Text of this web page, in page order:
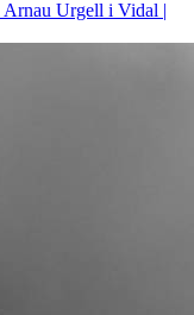
Arnau Urgell i Vidal |